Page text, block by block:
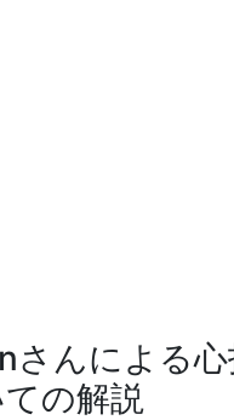
さんによる
の解説